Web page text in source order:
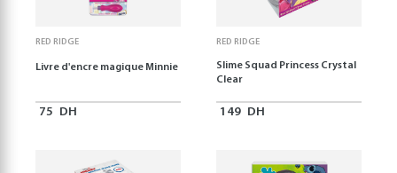
RED RIDGE
Livre d'encre magique Minnie
75 DH
RED RIDGE
Slime Squad Princess Crystal
Clear
149 DH